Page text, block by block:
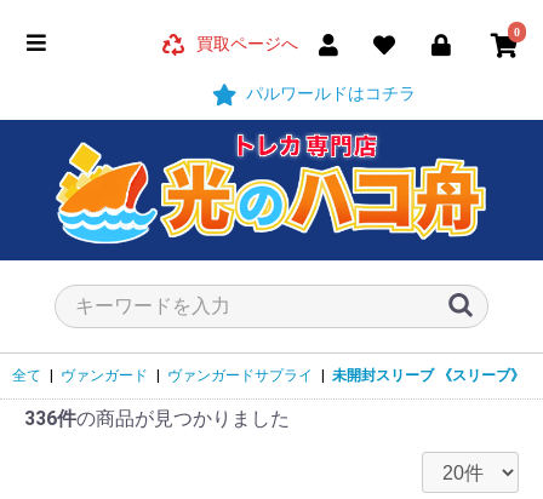
買取ページへ
パルワールドはコチラ
0
全て ヴァンガード ヴァンガードサプライ 未開封スリーブ 《スリーブ》
336件の商品が見つかりました